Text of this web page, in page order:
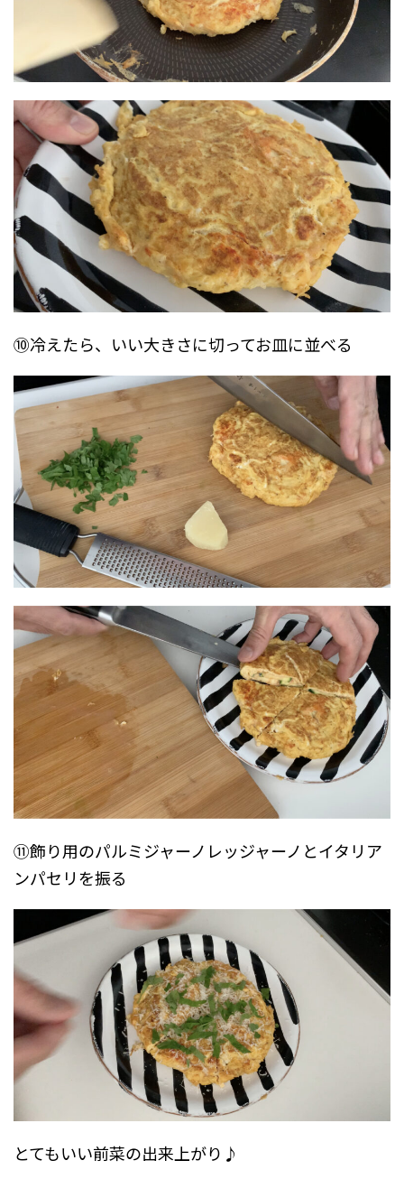
⑩冷えたら、いい大きさに切ってお皿に並べる
⑪飾り用のパルミジャーノレッジャーノとイタリア
ンパセリを振る
とてもいい前菜の出来上がり♪